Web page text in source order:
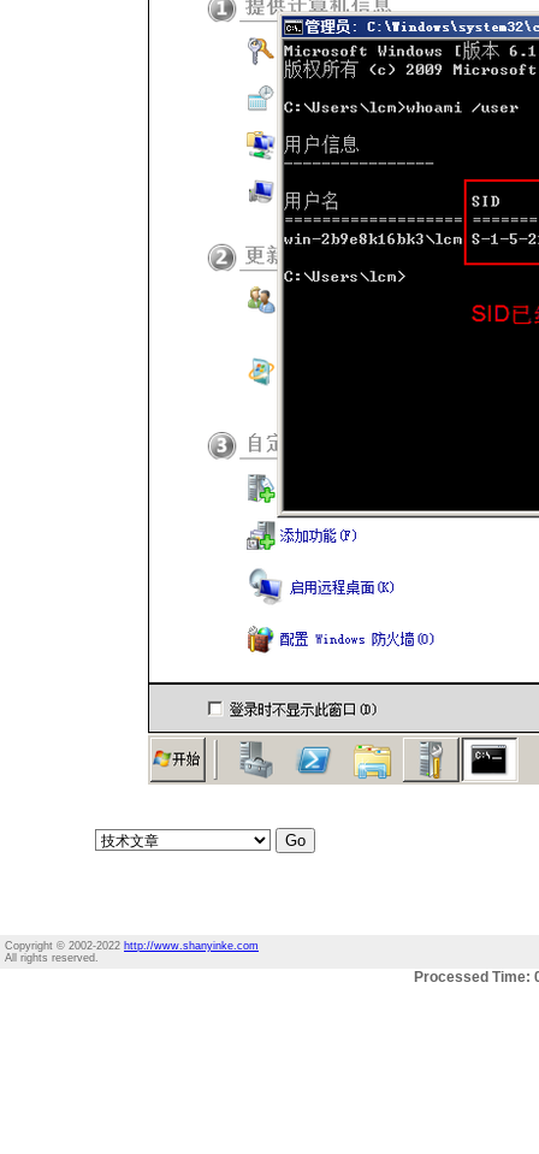
Copyright © 2002-2022 http://www.shanyinke.com
All rights reserved.
Processed Time: